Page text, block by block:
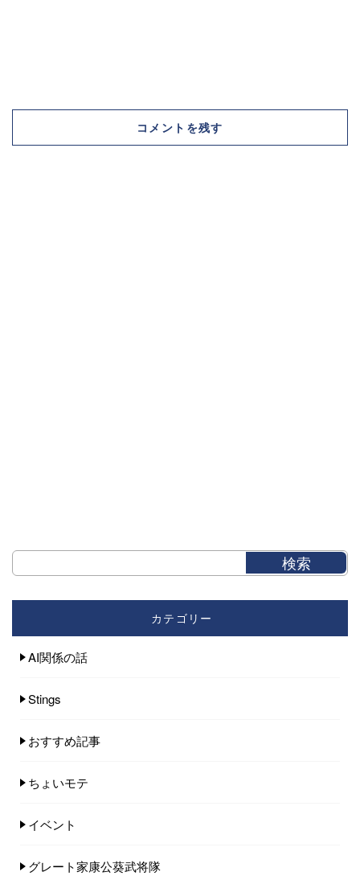
コメントを残す
カテゴリー
AI関係の話
Stings
おすすめ記事
ちょいモテ
イベント
グレート家康公葵武将隊